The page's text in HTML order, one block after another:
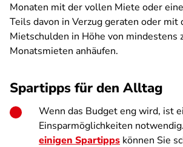
Monaten mit der vollen Miete oder
Teils davon in Verzug geraten oder mit
Mietschulden in Höhe von mindestens
Monatsmieten anhäufen.
Spartipps für den Alltag
Wenn das Budget eng wird, ist
Einsparmöglichkeiten
einigen Spartipps können Sie